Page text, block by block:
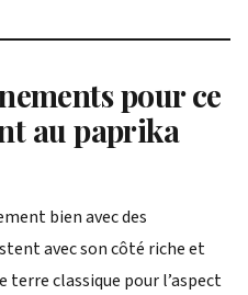
pour ce
au paprika
bien avec des
avec son côté riche et
terre classique pour l’aspect